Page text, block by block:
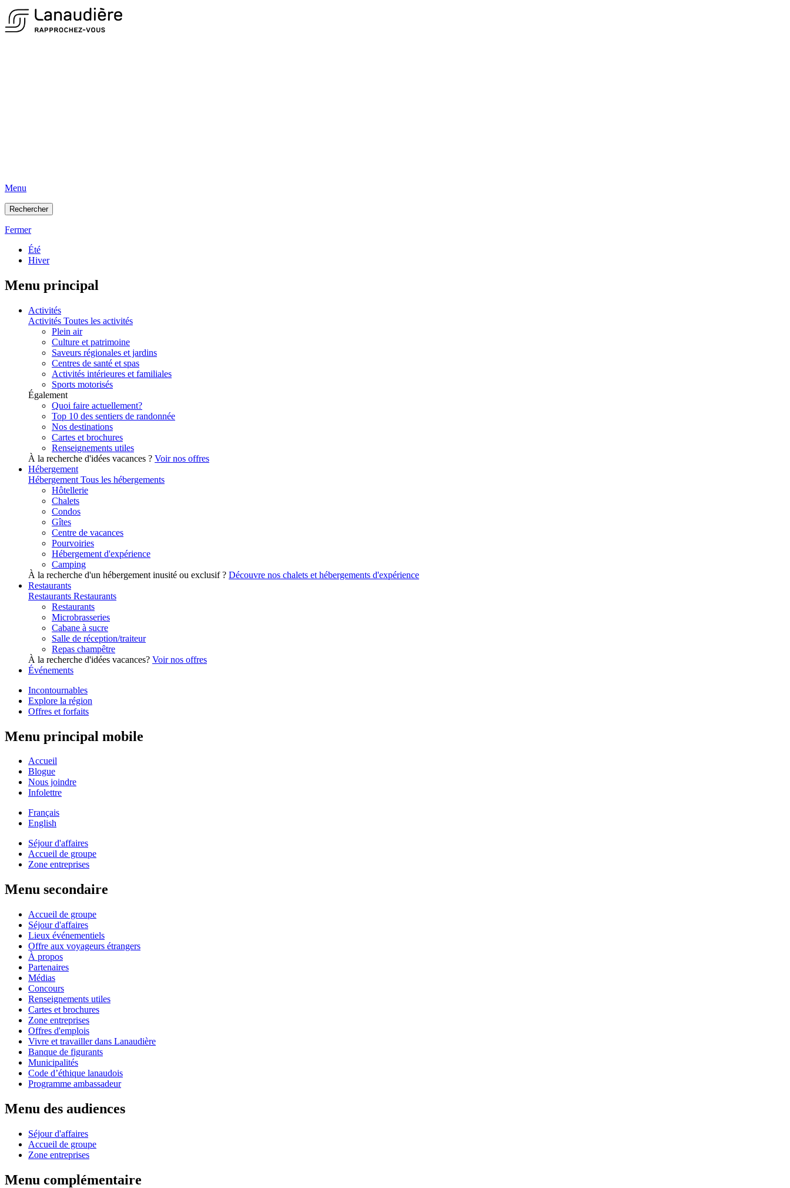
Menu
Rechercher
Fermer
Été
Hiver
Menu principal
Activités
Activités Toutes les activités
Plein air
Culture et patrimoine
Saveurs régionales et jardins
Centres de santé et spas
Activités intérieures et familiales
Sports motorisés
Également
Quoi faire actuellement?
Top 10 des sentiers de randonnée
Nos destinations
Cartes et brochures
Renseignements utiles
À la recherche d'idées vacances ? Voir nos offres
Hébergement
Hébergement Tous les hébergements
Hôtellerie
Chalets
Condos
Gîtes
Centre de vacances
Pourvoiries
Hébergement d'expérience
Camping
À la recherche d'un hébergement inusité ou exclusif ? Découvre nos chalets et hébergements d'expérience
Restaurants
Restaurants Restaurants
Restaurants
Microbrasseries
Cabane à sucre
Salle de réception/traiteur
Repas champêtre
À la recherche d'idées vacances? Voir nos offres
Événements
Incontournables
Explore la région
Offres et forfaits
Menu principal mobile
Accueil
Blogue
Nous joindre
Infolettre
Français
English
Séjour d'affaires
Accueil de groupe
Zone entreprises
Menu secondaire
Accueil de groupe
Séjour d'affaires
Lieux événementiels
Offre aux voyageurs étrangers
À propos
Partenaires
Médias
Concours
Renseignements utiles
Cartes et brochures
Zone entreprises
Offres d'emplois
Vivre et travailler dans Lanaudière
Banque de figurants
Municipalités
Code d’éthique lanaudois
Programme ambassadeur
Menu des audiences
Séjour d'affaires
Accueil de groupe
Zone entreprises
Menu complémentaire